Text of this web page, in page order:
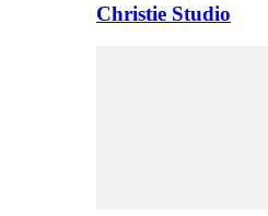
Christie Studio